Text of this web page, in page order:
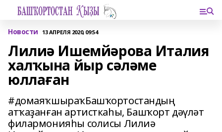
Новости 13 АПРЕЛЯ 2020, 09:54
Лилиә Ишемйәрова Италия
халҡына йыр сәләме
юллаған
#домаяҡшыраҡБашҡортостандың
атҡаҙанған артисткаһы, Башҡорт дәүләт
филармонияһы солисы Лилиә